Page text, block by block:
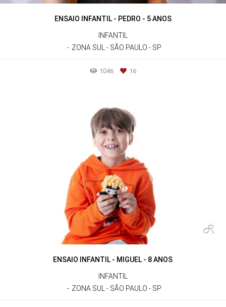
ENSAIO INFANTIL - PEDRO - 5 ANOS
INFANTIL
ZONA SUL - SÃO PAULO - SP
1046 16
ENSAIO INFANTIL - MIGUEL - 8 ANOS
INFANTIL
ZONA SUL - SÃO PAULO - SP